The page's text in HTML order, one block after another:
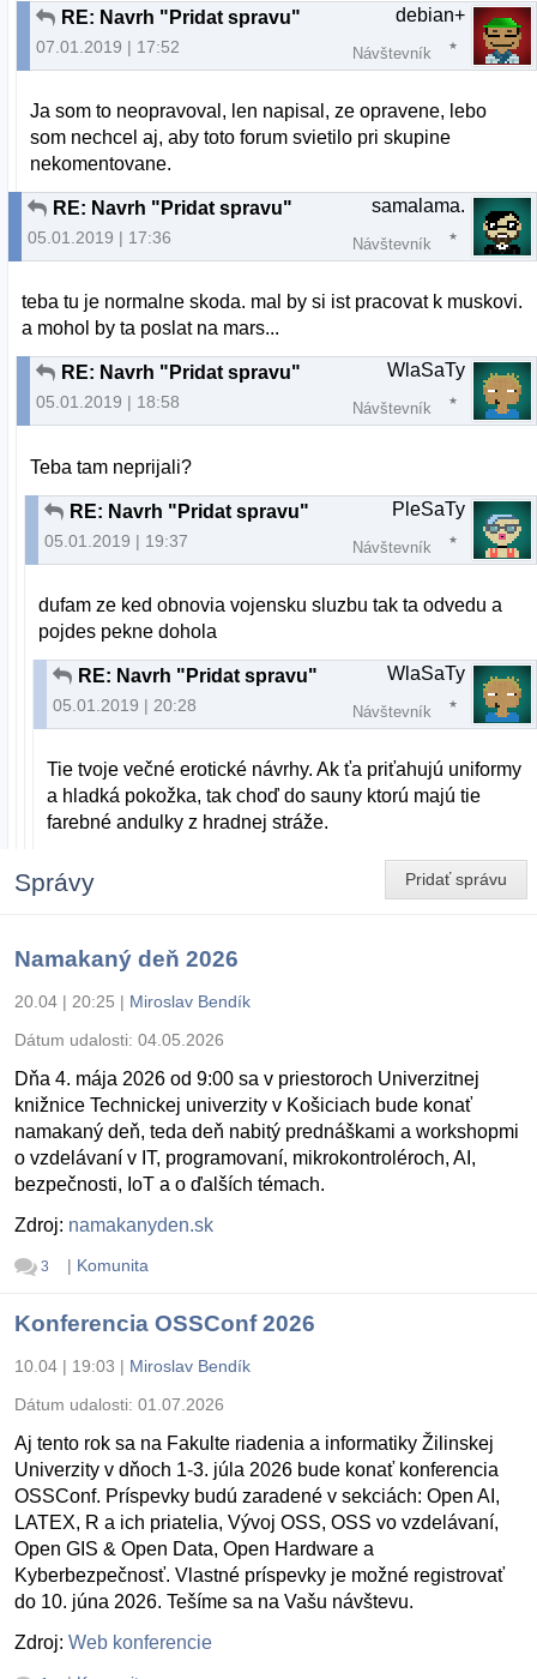
RE: Navrh "Pridat spravu"
07.01.2019 | 17:52
debian+
Návštevník
Ja som to neopravoval, len napisal, ze opravene, lebo
som nechcel aj, aby toto forum svietilo pri skupine
nekomentovane.
RE: Navrh "Pridat spravu"
05.01.2019 | 17:36
samalama.
Návštevník
teba tu je normalne skoda. mal by si ist pracovat k muskovi.
a mohol by ta poslat na mars...
RE: Navrh "Pridat spravu"
05.01.2019 | 18:58
WlaSaTy
Návštevník
Teba tam neprijali?
RE: Navrh "Pridat spravu"
05.01.2019 | 19:37
PleSaTy
Návštevník
dufam ze ked obnovia vojensku sluzbu tak ta odvedu a
pojdes pekne dohola
RE: Navrh "Pridat spravu"
05.01.2019 | 20:28
WlaSaTy
Návštevník
Tie tvoje večné erotické návrhy. Ak ťa priťahujú uniformy
a hladká pokožka, tak choď do sauny ktorú majú tie
farebné andulky z hradnej stráže.
Pridať správu
Správy
Namakaný deň 2026
20.04 | 20:25 | Miroslav Bendík
Dátum udalosti: 04.05.2026
Dňa 4. mája 2026 od 9:00 sa v priestoroch Univerzitnej
knižnice Technickej univerzity v Košiciach bude konať
namakaný deň, teda deň nabitý prednáškami a workshopmi
o vzdelávaní v IT, programovaní, mikrokontroléroch, AI,
bezpečnosti, IoT a o ďalších témach.
Zdroj: namakanyden.sk
3 | Komunita
Konferencia OSSConf 2026
10.04 | 19:03 | Miroslav Bendík
Dátum udalosti: 01.07.2026
Aj tento rok sa na Fakulte riadenia a informatiky Žilinskej
Univerzity v dňoch 1-3. júla 2026 bude konať konferencia
OSSConf. Príspevky budú zaradené v sekciách: Open AI,
LATEX, R a ich priatelia, Vývoj OSS, OSS vo vzdelávaní,
Open GIS & Open Data, Open Hardware a
Kyberbezpečnosť. Vlastné príspevky je možné registrovať
do 10. júna 2026. Tešíme sa na Vašu návštevu.
Zdroj: Web konferencie